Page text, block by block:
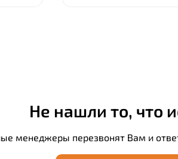
Не нашли то, что
менеджеры перезвонят Вам и